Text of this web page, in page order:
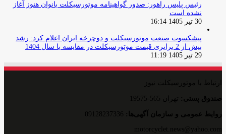
رئیس پلیس راهور: صدور گواهینامه موتورسیکلت بانوان هنوز آغاز
نشده است
30 تیر 1405 16:14
پیشکسوت صنعت موتورسیکلت و دوچرخه ایران اعلام کرد: رشد
بیش از 2 برابری قیمت موتورسیکلت در مقایسه با سال 1404
29 تیر 1405 11:19
ارتباط با موتورسیکلت نیوز
صندوق پستی: تهران 565-19575
روایط عمومی و سازمان آگهی‌ها:
motorcyclet.news@yahoo.com